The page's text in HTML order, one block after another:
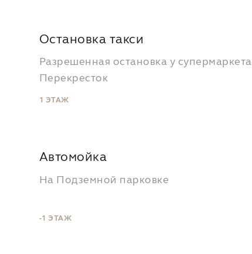
Остановка такси
Разрешенная остановка у супермаркета
Перекресток
1 ЭТАЖ
Автомойка
На Подземной парковке
-1 ЭТАЖ